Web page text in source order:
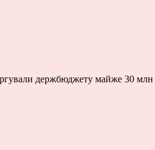
держбюджету майже 30